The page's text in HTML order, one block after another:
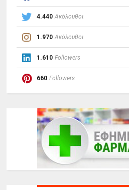
4.440 Ακόλουθοι
1.970 Ακόλουθοι
1.610 Followers
660 Followers